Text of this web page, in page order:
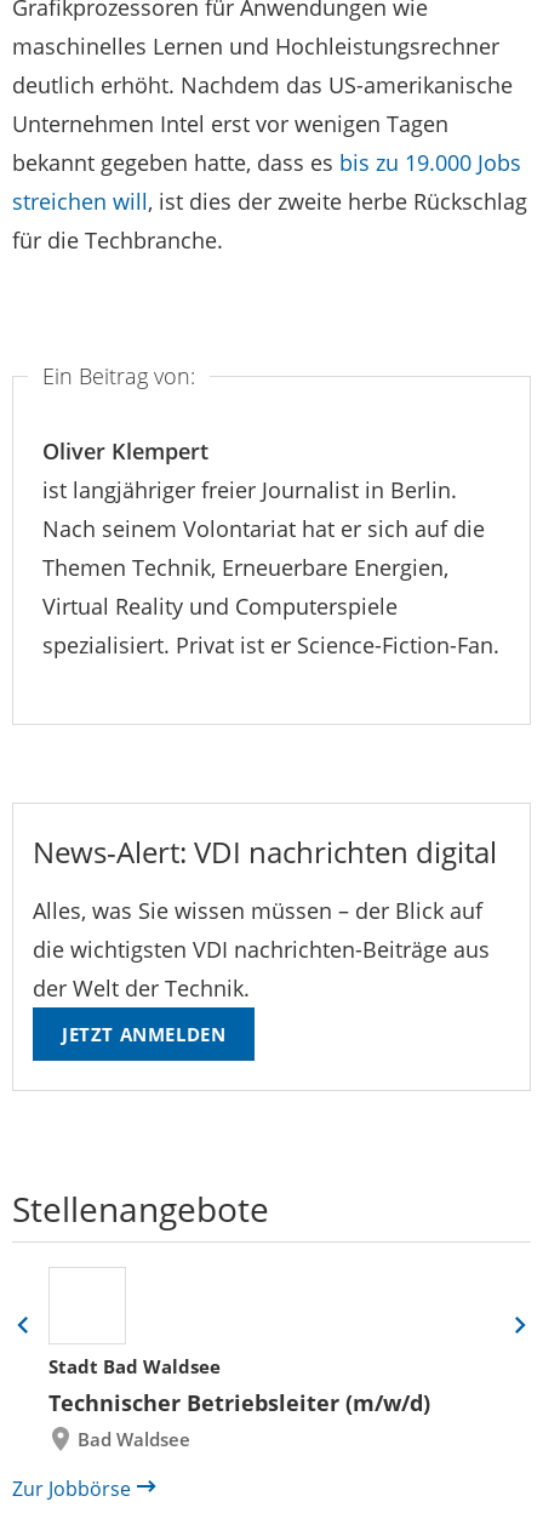
Grafikprozessoren für Anwendungen wie
maschinelles Lernen und Hochleistungsrechner
deutlich erhöht. Nachdem das US-amerikanische
Unternehmen Intel erst vor wenigen Tagen
bekannt gegeben hatte, dass es bis zu 19.000 Jobs
streichen will, ist dies der zweite herbe Rückschlag
für die Techbranche.
Ein Beitrag von:
Oliver Klempert
ist langjähriger freier Journalist in Berlin.
Nach seinem Volontariat hat er sich auf die
Themen Technik, Erneuerbare Energien,
Virtual Reality und Computerspiele
spezialisiert. Privat ist er Science-Fiction-Fan.
News-Alert: VDI nachrichten digital
Alles, was Sie wissen müssen – der Blick auf
die wichtigsten VDI nachrichten-Beiträge aus
der Welt der Technik.
JETZT ANMELDEN
Stellenangebote
Stadt Bad Waldsee
Technischer Betriebsleiter (m/w/d)
Bad Waldsee
Folie
zurück
Eine
Zur Jobbörse